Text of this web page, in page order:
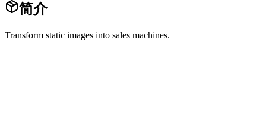
简介
Transform static images into sales machines.